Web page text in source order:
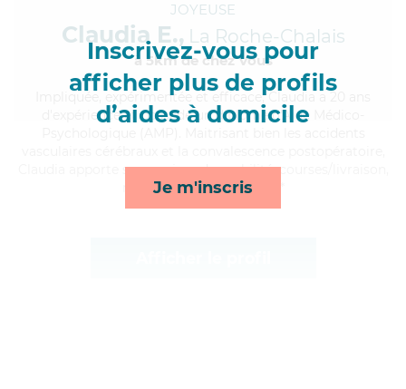
Inscrivez-vous pour
afficher plus de profils
d’aides à domicile
Je m'inscris
JOYEUSE
Claudia E., La Roche-Chalais
à 5km de chez Vous
, expérimentée et efficace, Claudia a 20 ans
d'expérience et possède un diplôme d'Aide Médico-
Claudia apporte ses services de mobilité, courses/livraison,
ménage et lever/coucher*